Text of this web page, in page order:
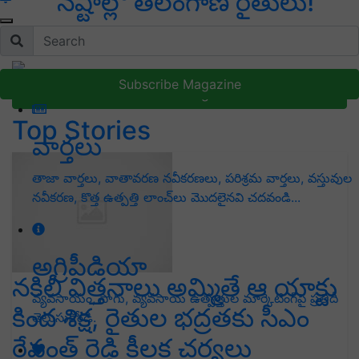
Subscribe Magazine
వార్తలు
తాజా వార్తలు, వాతావరణ నవీకరణలు, పరిశ్రమ వార్తలు, వస్తువుల
నవీకరణ, కొత్త ఉత్పత్తి లాంచ్‌లు మొదలైనవి చదవండి...
అగ్రిపీడియా
వ్యవసాయం, సాగు, వ్యవసాయ ఉత్పత్తుల మార్కెటింగ్‌పై ప్రతిదీ
తెలుసుకోండి.
Subscribe Magazine
Top Stories
నకిలీ విత్తనాలు అమ్మితే ఆ యాక్టు
కింద శిక్ష, రైతుల భద్రతకు సీఎం
రేవంత్ రెడ్డి కీలక చర్యలు